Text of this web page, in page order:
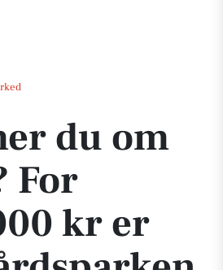
For 5.499.000 kr er Møllegårdsparken 15
du om
For
kr er